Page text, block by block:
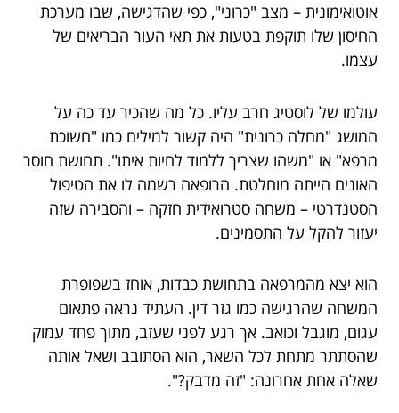
אוטואימונית – מצב "כרוני", כפי שהדגישה, שבו מערכת
החיסון שלו תוקפת בטעות את תאי העור הבריאים של
עצמו.
עולמו של לוסטיג חרב עליו. כל מה שהכיר עד כה על
המושג "מחלה כרונית" היה קשור למילים כמו "חשוכת
מרפא" או "משהו שצריך ללמוד לחיות איתו". תחושת חוסר
האונים הייתה מוחלטת. הרופאה רשמה לו את הטיפול
הסטנדרטי – משחה סטרואידית חזקה – והסבירה שזה
יעזור להקל על התסמינים.
הוא יצא מהמרפאה בתחושת כבדות, אוחז בשפופרת
המשחה שהרגישה כמו גזר דין. העתיד נראה פתאום
עגום, מוגבל וכואב. אך רגע לפני שעזב, מתוך פחד עמוק
שהסתתר מתחת לכל השאר, הוא הסתובב ושאל אותה
שאלה אחת אחרונה: "זה מדבק?".